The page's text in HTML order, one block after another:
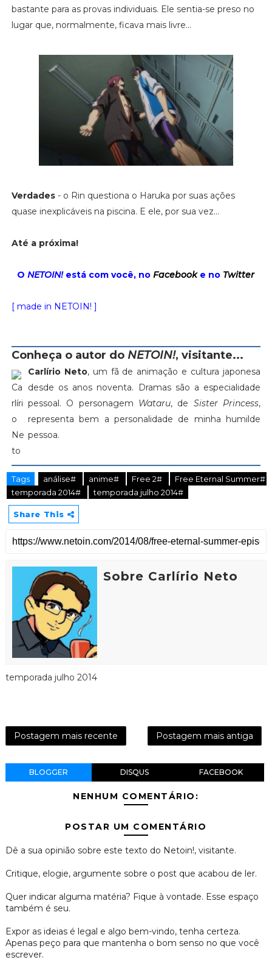
bastante para as provas individuais. Ele sentia-se preso no
lugar que, normalmente, ficava mais livre...
Verdades- o Rin questiona o Haruka por suas ações
quase inexplicáveis na piscina. E ele, por sua vez...
Até a próxima!
ONETOIN!está com você, noFacebooke no Twitter
[ made in NETOIN! ]
Conheça o autor do NETOIN!, visitante...
Carlírio Neto, um fã de animação e cultura japonesa
desde os anos noventa. Dramas são a especialidade
pessoal. O personagem Wataru, de Sister Princess,
representa bem a personalidade de minha humilde
pessoa.
Tags análise# anime# Free 2#
Free Eternal Summer#
temporada 2014#
temporada julho 2014#
Share This
Sobre Carlírio Neto
temporada julho 2014
Postagem mais recente Postagem mais antiga
BLOGGER DISQUS FACEBOOK
NENHUM COMENTÁRIO:
POSTAR UM COMENTÁRIO
Dê a sua opinião sobre este texto do Netoin!, visitante.
Critique, elogie, argumente sobre o post que acabou de ler.
Quer indicar alguma matéria? Fique à vontade. Esse espaço
também é seu.
Expor as ideias é legal e algo bem-vindo, tenha certeza.
Apenas peço para que mantenha o bom senso no que você
escrever.